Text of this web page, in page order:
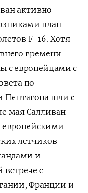
активно
план
F-16. Хотя
времени
с европейцами с
по
Пентагона шли с
мая Салливан
европейскими
летчиков
и
с
Франции и